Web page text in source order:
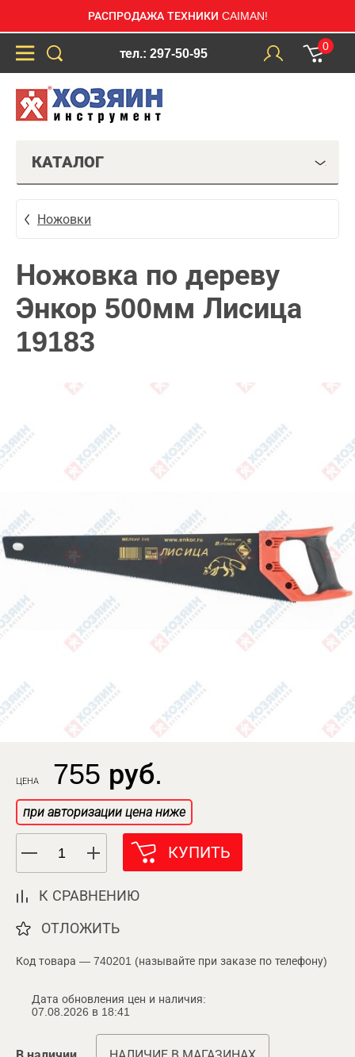
РАСПРОДАЖА ТЕХНИКИ CAIMAN!
тел.: 297-50-95
0
КАТАЛОГ
Ножовки
Ножовка по дереву
Энкор 500мм Лисица
19183
ЦЕНА 755 руб.
при авторизации цена ниже
КУПИТЬ
К СРАВНЕНИЮ
ОТЛОЖИТЬ
Код товара — 740201 (называйте при заказе по телефону)
Дата обновления цен и наличия:
07.08.2026 в 18:41